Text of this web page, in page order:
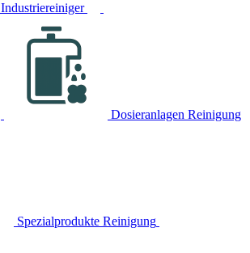
Industriereiniger
Dosieranlagen Reinigung
Spezialprodukte Reinigung